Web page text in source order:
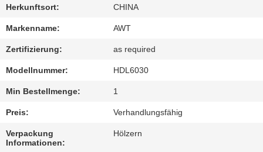
WIR
REDEN
JETZT.
SITEMAP
POLICY
Herkunftsort: CHINA
Markenname: AWT
Zertifizierung: as required
Modellnummer: HDL6030
Min Bestellmenge: 1
Preis: Verhandlungsfähig
Verpackung
Informationen:
Hölzern